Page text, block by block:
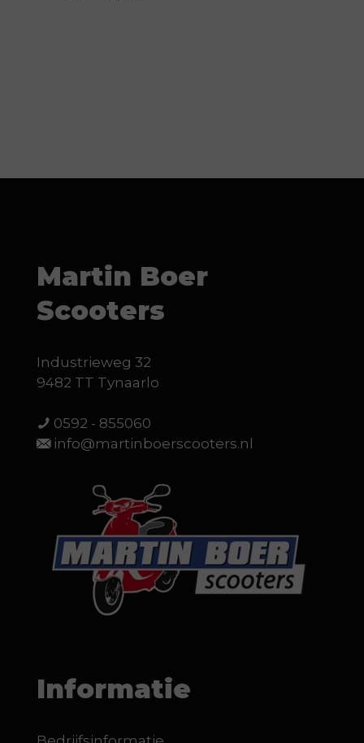
Martin Boer
Scooters
Industrieweg 32
9482 TT Tynaarlo
0592 - 855060
info@martinboerscooters.nl
Informatie